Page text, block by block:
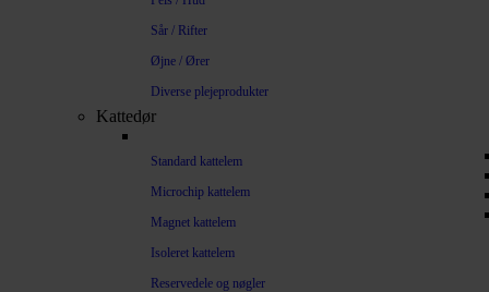
Sår / Rifter
Øjne / Ører
Diverse plejeprodukter
Kattedør
Standard kattelem
Microchip kattelem
Magnet kattelem
Isoleret kattelem
Reservedele og nøgler